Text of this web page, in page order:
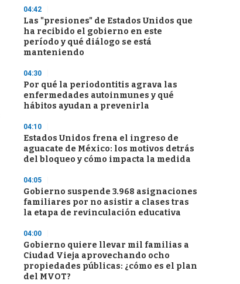
04:42
Las "presiones" de Estados Unidos que
ha recibido el gobierno en este
período y qué diálogo se está
manteniendo
04:30
Por qué la periodontitis agrava las
enfermedades autoinmunes y qué
hábitos ayudan a prevenirla
04:10
Estados Unidos frena el ingreso de
aguacate de México: los motivos detrás
del bloqueo y cómo impacta la medida
04:05
Gobierno suspende 3.968 asignaciones
familiares por no asistir a clases tras
la etapa de revinculación educativa
04:00
Gobierno quiere llevar mil familias a
Ciudad Vieja aprovechando ocho
propiedades públicas: ¿cómo es el plan
del MVOT?